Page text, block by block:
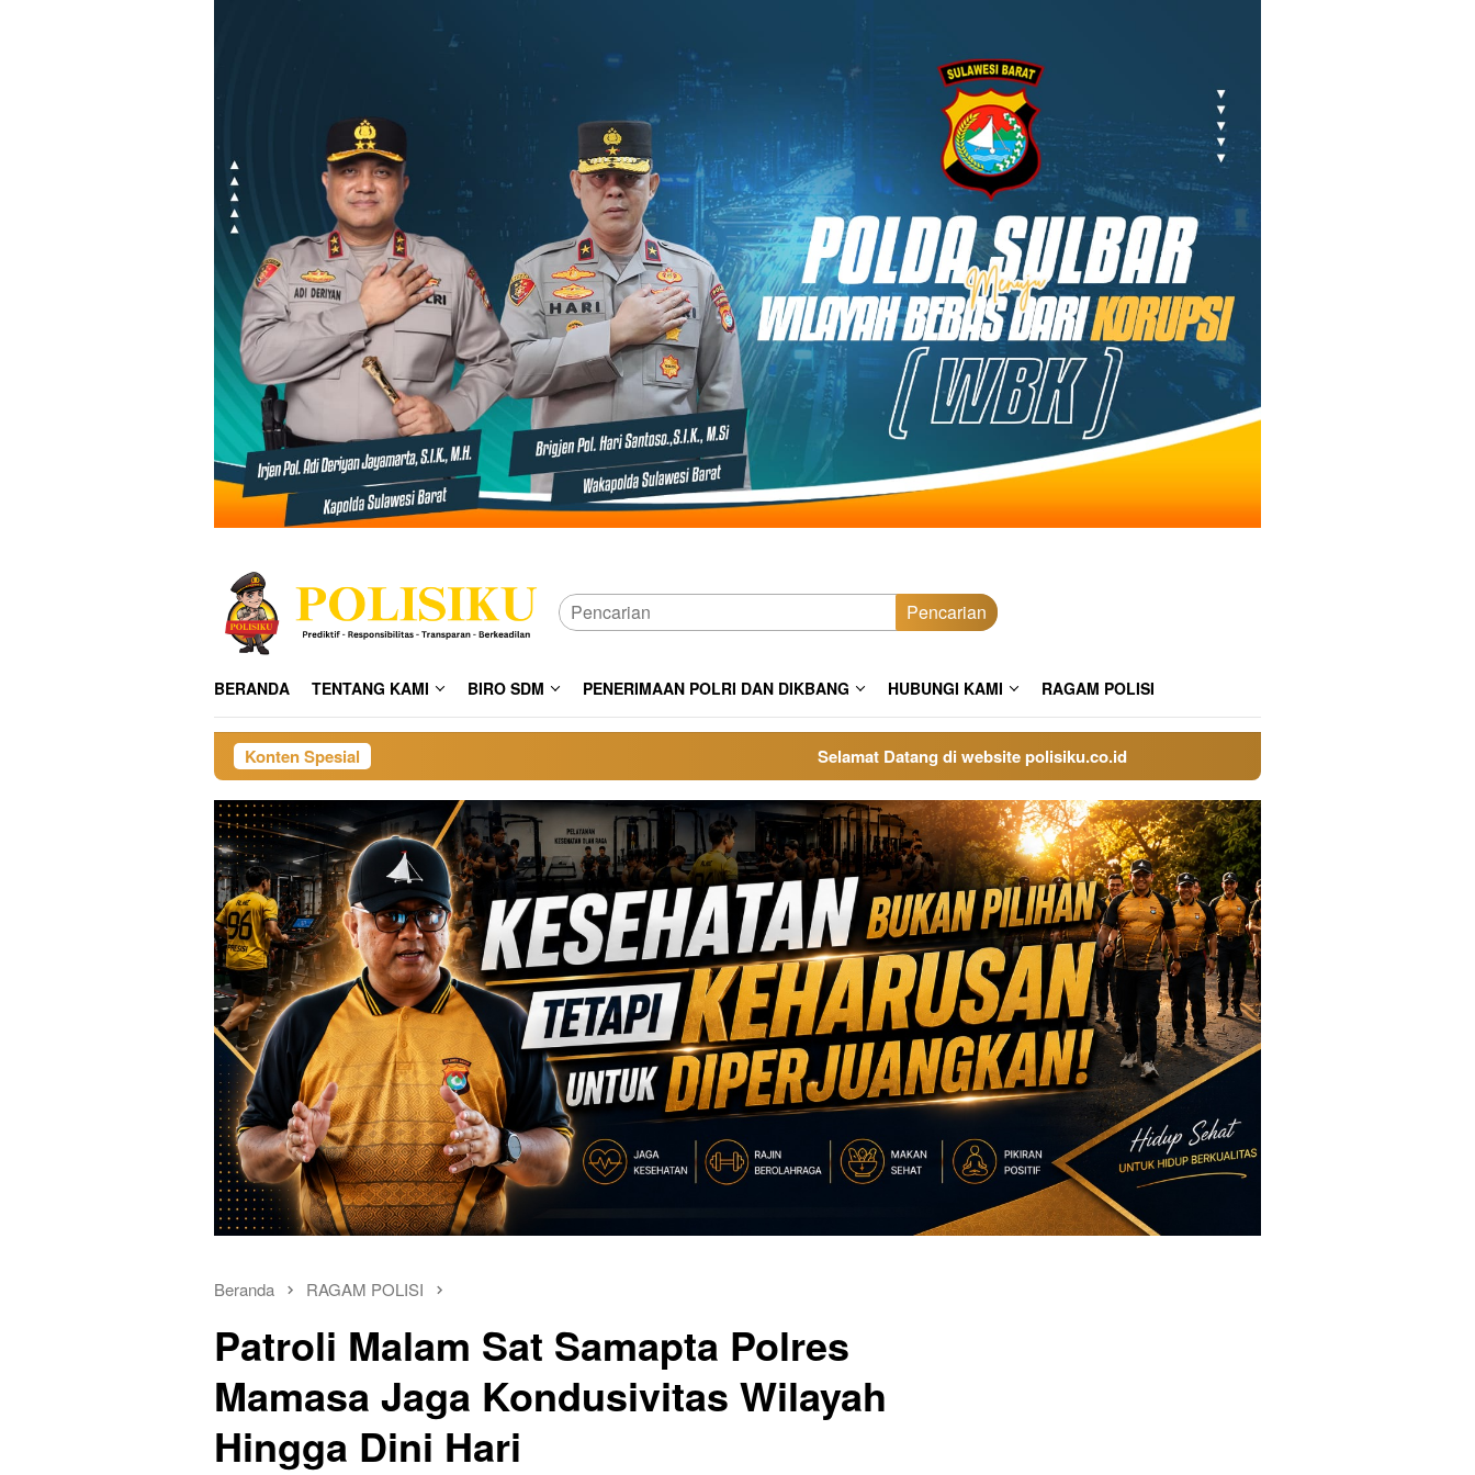
Pencarian
BERANDA TENTANG KAMI BIRO SDM PENERIMAAN POLRI DAN DIKBANG HUBUNGI KAMI RAGAM POLISI
Konten Spesial Selamat Datang di website polisiku.co.id
Beranda RAGAM POLISI
Patroli Malam Sat Samapta Polres
Mamasa Jaga Kondusivitas Wilayah
Hingga Dini Hari